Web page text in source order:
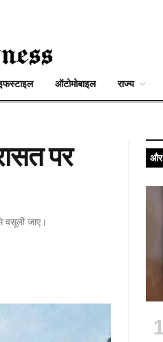
ऑटोमोबाइल राज्य
पर
वसूली जाए।